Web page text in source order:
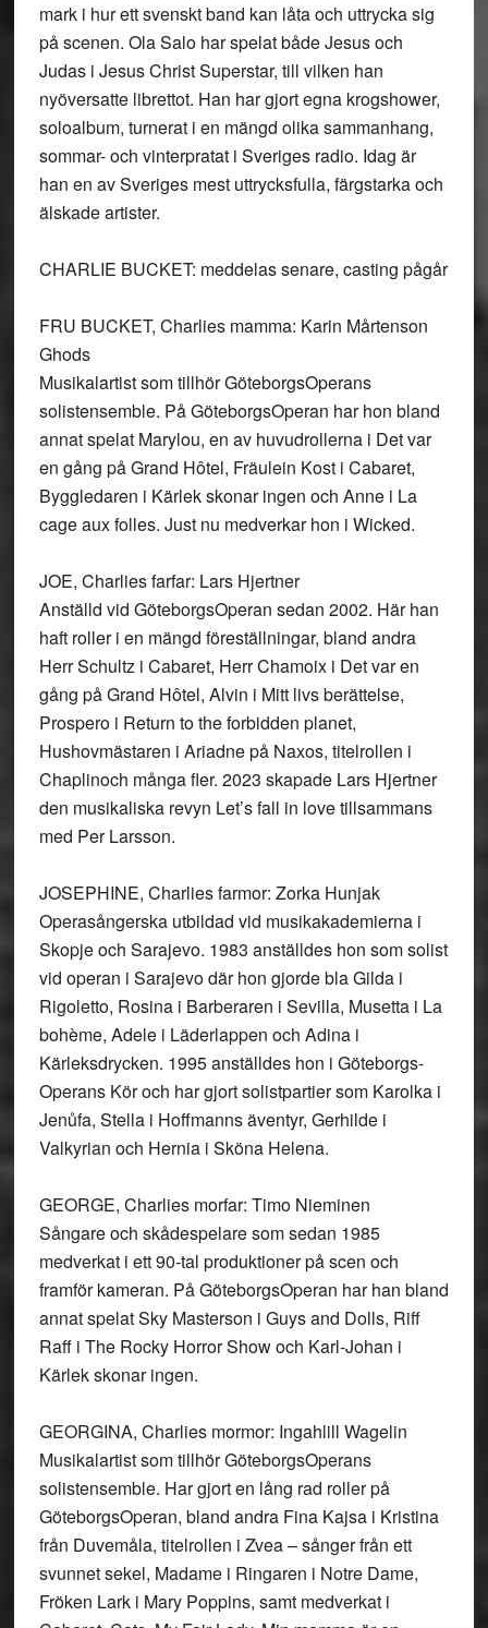
mark i hur ett svenskt band kan låta och uttrycka sig
på scenen. Ola Salo har spelat både Jesus och
Judas i Jesus Christ Superstar, till vilken han
nyöversatte librettot. Han har gjort egna krogshower,
soloalbum, turnerat i en mängd olika sammanhang,
sommar- och vinterpratat i Sveriges radio. Idag är
han en av Sveriges mest uttrycksfulla, färgstarka och
älskade artister.
CHARLIE BUCKET: meddelas senare, casting pågår
FRU BUCKET, Charlies mamma: Karin Mårtenson
Ghods
Musikalartist som tillhör GöteborgsOperans
solistensemble. På GöteborgsOperan har hon bland
annat spelat Marylou, en av huvudrollerna i Det var
en gång på Grand Hôtel, Fräulein Kost i Cabaret,
Byggledaren i Kärlek skonar ingen och Anne i La
cage aux folles. Just nu medverkar hon i Wicked.
JOE, Charlies farfar: Lars Hjertner
Anställd vid GöteborgsOperan sedan 2002. Här han
haft roller i en mängd föreställningar, bland andra
Herr Schultz i Cabaret, Herr Chamoix i Det var en
gång på Grand Hôtel, Alvin i Mitt livs berättelse,
Prospero i Return to the forbidden planet,
Hushovmästaren i Ariadne på Naxos, titelrollen i
Chaplinoch många fler. 2023 skapade Lars Hjertner
den musikaliska revyn Let’s fall in love tillsammans
med Per Larsson.
JOSEPHINE, Charlies farmor: Zorka Hunjak
Operasångerska utbildad vid musikakademierna i
Skopje och Sarajevo. 1983 anställdes hon som solist
vid operan i Sarajevo där hon gjorde bla Gilda i
Rigoletto, Rosina i Barberaren i Sevilla, Musetta i La
bohème, Adele i Läderlappen och Adina i
Kärleksdrycken. 1995 anställdes hon i Göteborgs-
Operans Kör och har gjort solistpartier som Karolka i
Jenůfa, Stella i Hoffmanns äventyr, Gerhilde i
Valkyrian och Hernia i Sköna Helena.
GEORGE, Charlies morfar: Timo Nieminen
Sångare och skådespelare som sedan 1985
medverkat i ett 90-tal produktioner på scen och
framför kameran. På GöteborgsOperan har han bland
annat spelat Sky Masterson i Guys and Dolls, Riff
Raff i The Rocky Horror Show och Karl-Johan i
Kärlek skonar ingen.
GEORGINA, Charlies mormor: Ingahlill Wagelin
Musikalartist som tillhör GöteborgsOperans
solistensemble. Har gjort en lång rad roller på
GöteborgsOperan, bland andra Fina Kajsa i Kristina
från Duvemåla, titelrollen i Zvea – sånger från ett
svunnet sekel, Madame i Ringaren i Notre Dame,
Fröken Lark i Mary Poppins, samt medverkat i